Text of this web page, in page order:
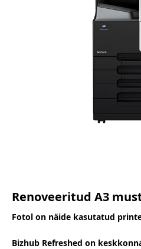
Renoveeritud A3
Fotol on näide kasutatud
Bizhub Refreshed on